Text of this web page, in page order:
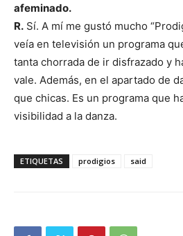
afeminado.
R. Sí. A mí me gustó mucho
veía en televisión un programa
tanta chorrada de ir disfrazado y
vale. Además, en el apartado de
que chicas. Es un programa que
visibilidad a la danza.
ETIQUETAS prodigios said